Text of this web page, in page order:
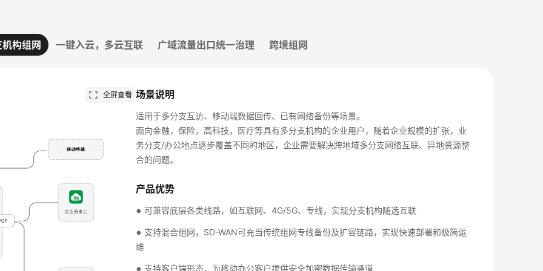
构组网 一键入云，多云互联 广域流量出口统一治理 跨境组网
全屏查看 场景说明
适用于多分支互访、移动端数据回传、已有网络备份等场景。
面向金融，保险，高科技，医疗等具有多分支机构的企业用户，随着企业规模的扩张，业
务分支/办公地点逐步覆盖不同的地区，企业需要解决跨地域多分支网络互联、异地资源整
合的问题。
产品优势
可兼容底层各类线路，如互联网、4G/5G、专线，实现分支机构随选互联
支持混合组网，SD-WAN可充当传统组网专线备份及扩容链路，实现快速部署和极简运
维
支持客户端形态，为移动办公客户提供安全加密数据传输通道